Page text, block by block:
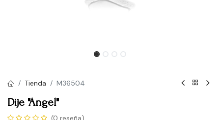
Tienda M36504
Dije "Angel"
(0 reseña)